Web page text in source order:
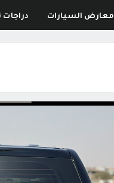
معارض السيارات دراجات